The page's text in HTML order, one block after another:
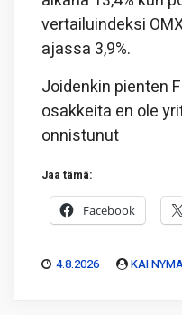
vertailuindeksi
ajassa 3,9%.
Joidenkin pienten
osakkeita en ole
onnistunut
Jaa tämä:
Facebook
4.8.2026 KAI